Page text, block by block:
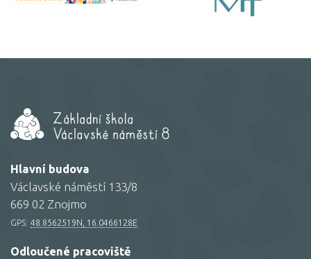
Hlavní budova
Václavské náměstí 133/8
669 02 Znojmo
GPS: 48.8562519N, 16.0466128E
Odloučené pracoviště